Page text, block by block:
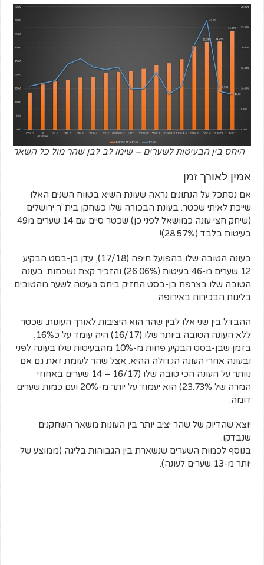
היחס בין הבעיטות לשערים – שימו לב לבן שהר מול כל השאר
אמין לאורך זמן
אם נסתכל על הנתונים נראה שעונת השיא בטווח השנים האלו
שייכת לאיתי שכטר. בעונת הבכורה שלו כשחקן בית"ר ירושלים
(שיחק חצי עונה כמושאל לפני כן) שכטר סיים עם 14 שערים מ49
בעיטות בלבד (28.57%)!
בעונה הטובה שלו בהפועל חיפה (17/18), עדן בן-בסט הבקיע
12 שערים מ-46 בעיטות (26.06%) והזכיר קצת נשכחות. בעונה
הטובה שלו בצרפת בן-בסט החזיק ביחס בעיטה לשער מהטובים
בליגות הבכירות באירופה.
ההבדל בין שני אלו לבין שהר הוא היציבות לאורך העונות. שכטר
ללא העונה הטובה ביותר שלו (16/17) היה עומד על כ16%,
בזמן שבן-בסט הבקיע פחות מ-10% מהבעיטות שלו בעונה לפני
ובעונה אחרי העונה הגדולה ההיא. אצל שהר לעומת זאת גם אם
נוותר על העונה הכי טובה שלו (16/17 – 14 שערים באחוזי
המרה של 23.73%) הוא יעמוד על יותר מ-20% ועם כמות שערים
דומה.
יוצא שהדיוק של שהר יציב יותר בין העונות משאר השחקנים
שנבדקו.
בנוסף לכמות השערים שנשארת בין הגבוהות בליגה (ממוצע של
יותר מ-13 שערים לעונה).